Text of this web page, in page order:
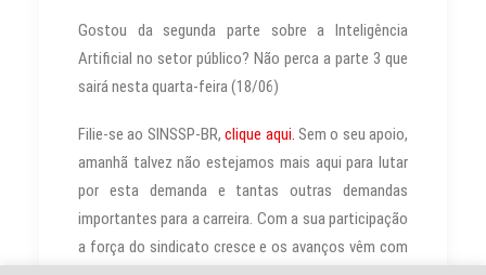
Gostou da segunda parte sobre a Inteligência
Artificial no setor público? Não perca a parte 3 que
sairá nesta quarta-feira (18/06)
Filie-se ao SINSSP-BR,clique aqui. Sem o seu apoio,
amanhã talvez não estejamos mais aqui para lutar
por esta demanda e tantas outras demandas
importantes para a carreira. Com a sua participação
a força do sindicato cresce e os avanços vêm com